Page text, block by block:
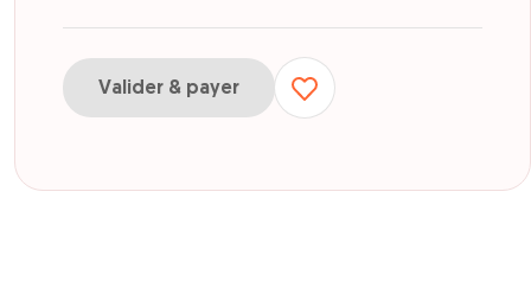
Valider & payer